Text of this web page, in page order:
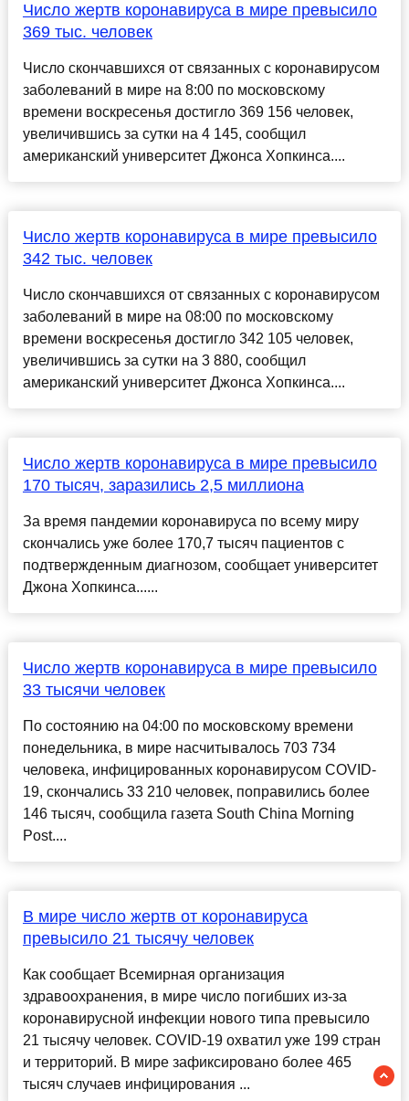
Число жертв коронавируса в мире превысило
369 тыс. человек
Число скончавшихся от связанных с коронавирусом
заболеваний в мире на 8:00 по московскому
времени воскресенья достигло 369 156 человек,
увеличившись за сутки на 4 145, сообщил
американский университет Джонса Хопкинса....
Число жертв коронавируса в мире превысило
342 тыс. человек
Число скончавшихся от связанных с коронавирусом
заболеваний в мире на 08:00 по московскому
времени воскресенья достигло 342 105 человек,
увеличившись за сутки на 3 880, сообщил
американский университет Джонса Хопкинса....
Число жертв коронавируса в мире превысило
170 тысяч, заразились 2,5 миллиона
За время пандемии коронавируса по всему миру
скончались уже более 170,7 тысяч пациентов с
подтвержденным диагнозом, сообщает университет
Джона Хопкинса......
Число жертв коронавируса в мире превысило
33 тысячи человек
По состоянию на 04:00 по московскому времени
понедельника, в мире насчитывалось 703 734
человека, инфицированных коронавирусом COVID-
19, скончались 33 210 человек, поправились более
146 тысяч, сообщила газета South China Morning
Post....
В мире число жертв от коронавируса
превысило 21 тысячу человек
Как сообщает Всемирная организация
здравоохранения, в мире число погибших из-за
коронавирусной инфекции нового типа превысило
21 тысячу человек. COVID-19 охватил уже 199 стран
и территорий. В мире зафиксировано более 465
тысяч случаев инфицирования ...